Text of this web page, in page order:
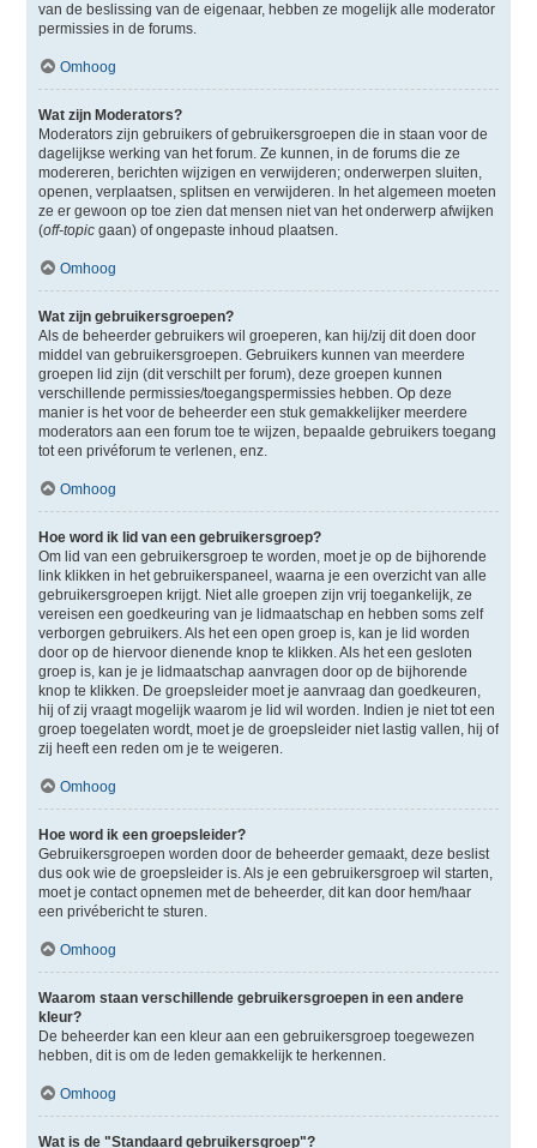
van de beslissing van de eigenaar, hebben ze mogelijk alle moderator
permissies in de forums.
Omhoog
Wat zijn Moderators?
Moderators zijn gebruikers of gebruikersgroepen die in staan voor de
dagelijkse werking van het forum. Ze kunnen, in de forums die ze
modereren, berichten wijzigen en verwijderen; onderwerpen sluiten,
openen, verplaatsen, splitsen en verwijderen. In het algemeen moeten
ze er gewoon op toe zien dat mensen niet van het onderwerp afwijken
(off-topicgaan) of ongepaste inhoud plaatsen.
Omhoog
Wat zijn gebruikersgroepen?
Als de beheerder gebruikers wil groeperen, kan hij/zij dit doen door
middel van gebruikersgroepen. Gebruikers kunnen van meerdere
groepen lid zijn (dit verschilt per forum), deze groepen kunnen
verschillende permissies/toegangspermissies hebben. Op deze
manier is het voor de beheerder een stuk gemakkelijker meerdere
moderators aan een forum toe te wijzen, bepaalde gebruikers toegang
tot een privéforum te verlenen, enz.
Omhoog
Hoe word ik lid van een gebruikersgroep?
Om lid van een gebruikersgroep te worden, moet je op de bijhorende
link klikken in het gebruikerspaneel, waarna je een overzicht van alle
gebruikersgroepen krijgt. Niet alle groepen zijn vrij toegankelijk, ze
vereisen een goedkeuring van je lidmaatschap en hebben soms zelf
verborgen gebruikers. Als het een open groep is, kan je lid worden
door op de hiervoor dienende knop te klikken. Als het een gesloten
groep is, kan je je lidmaatschap aanvragen door op de bijhorende
knop te klikken. De groepsleider moet je aanvraag dan goedkeuren,
hij of zij vraagt mogelijk waarom je lid wil worden. Indien je niet tot een
groep toegelaten wordt, moet je de groepsleider niet lastig vallen, hij of
zij heeft een reden om je te weigeren.
Omhoog
Hoe word ik een groepsleider?
Gebruikersgroepen worden door de beheerder gemaakt, deze beslist
dus ook wie de groepsleider is. Als je een gebruikersgroep wil starten,
moet je contact opnemen met de beheerder, dit kan door hem/haar
een privébericht te sturen.
Omhoog
Waarom staan verschillende gebruikersgroepen in een andere
kleur?
De beheerder kan een kleur aan een gebruikersgroep toegewezen
hebben, dit is om de leden gemakkelijk te herkennen.
Omhoog
Wat is de "Standaard gebruikersgroep"?